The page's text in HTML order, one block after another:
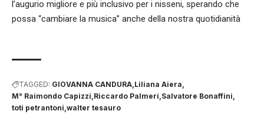
l’augurio migliore e più inclusivo per i nisseni, sperando che
possa “cambiare la musica” anche della nostra quotidianità
TAGGED: GIOVANNA CANDURA Liliana Aiera
M° Raimondo Capizzi Riccardo Palmeri Salvatore Bonaffini
toti petrantoni walter tesauro